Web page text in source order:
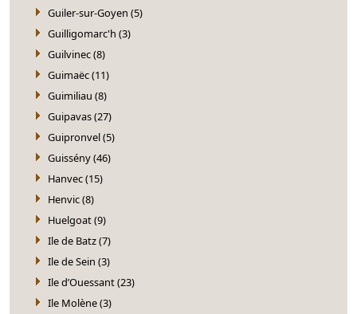
Guiler-sur-Goyen (5)
Guilligomarc'h (3)
Guilvinec (8)
Guimaëc (11)
Guimiliau (8)
Guipavas (27)
Guipronvel (5)
Guissény (46)
Hanvec (15)
Henvic (8)
Huelgoat (9)
Ile de Batz (7)
Ile de Sein (3)
Ile d’Ouessant (23)
Ile Molène (3)